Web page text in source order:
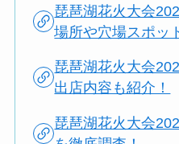
琵琶湖花火大会
場所や穴場スポッ
琵琶湖花火大会
出店内容も紹介！
琵琶湖花火大会